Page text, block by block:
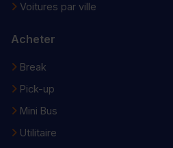
Voitures par ville
Acheter
Break
Pick-up
Mini Bus
Utilitaire